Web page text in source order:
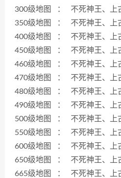
300级地图 ： 不死神王、上
350级地图 ： 不死神王、上
400级地图 ： 不死神王、上
450级地图 ： 不死神王、上
460级地图 ： 不死神王、上
470级地图 ： 不死神王、上
480级地图 ： 不死神王、上
490级地图 ： 不死神王、上
500级地图 ： 不死神王、上
550级地图 ： 不死神王、上
600级地图 ： 不死神王、上
650级地图 ： 不死神王、上
665级地图 ： 不死神王、上